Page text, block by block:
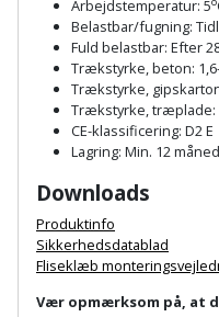
Mursten
Plastlister
Radonsikring
Rumdeler
Sand
og
grus
Landmålerstok
Løfteudstyr
Målebånd
Markeringsværktøj
Mejsel
Murerværktøj
Flamingoskærer
Flisevibrator
Føringsskinne
Fugepistol
Fugtmåler
Grill
Gummibåd
kajak
Havemøbler
Havepleje
Haveredskaber
Arbejdstemperatur: 5
Belastbar/fugning:
Fuld belastbar: Efter
Trækstyrke, beton:
Trækstyrke,
Trækstyrke, træplade:
CE-klassificering: D2 E
Lagring: Min. 12
Downloads
Produktinfo
Sikkerhedsdatablad
Fliseklæb
Vær opmærksom på, at